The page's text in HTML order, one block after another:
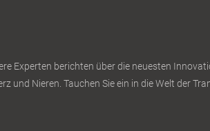
Experten berichten über die neuesten
und Nieren. Tauchen Sie ein in die Welt der